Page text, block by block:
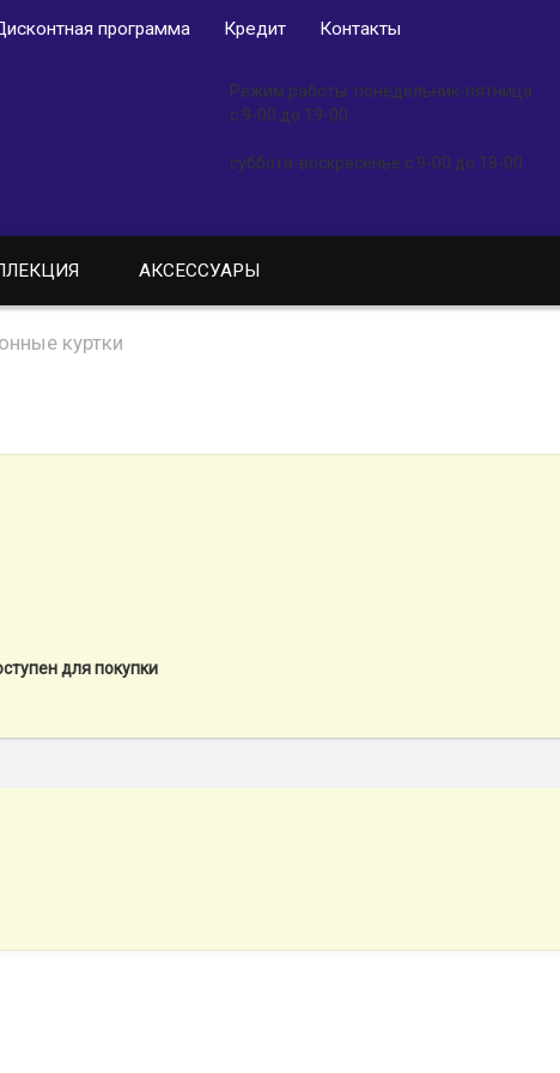
программа Кредит Контакты
Режим работы: понедельник-пятница
с 9-00 до 19-00
суббота-воскресенье с 9-00 до 18-00
АКСЕССУАРЫ
куртки
для покупки